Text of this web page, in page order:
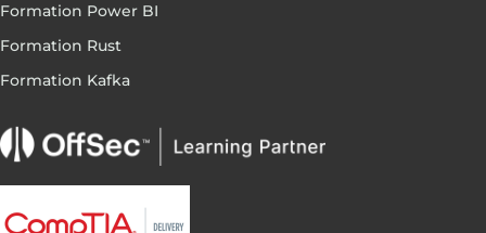
Formation Power BI
Formation Rust
Formation Kafka